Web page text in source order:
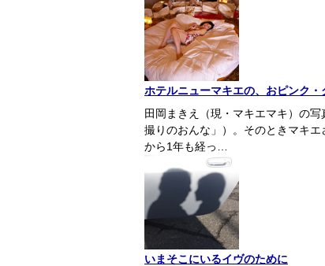
ホテルニューマキエの、おピンク・
田岡まきえ（現・マキエマキ）の
撮りのおんな」）。そのときマキ
から1年も経っ…
いまそこにいるイヴのために